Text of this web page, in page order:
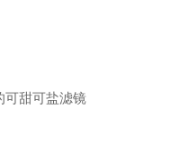
可甜可盐滤镜